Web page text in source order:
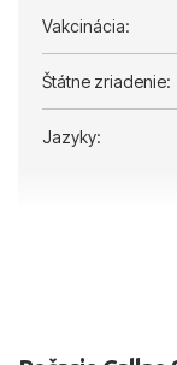
Vakcinácia:
Štátne zriadenie:
Jazyky: